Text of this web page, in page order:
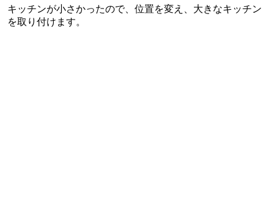
キッチンが小さかったので、位置を変え、大きなキッチン
を取り付けます。